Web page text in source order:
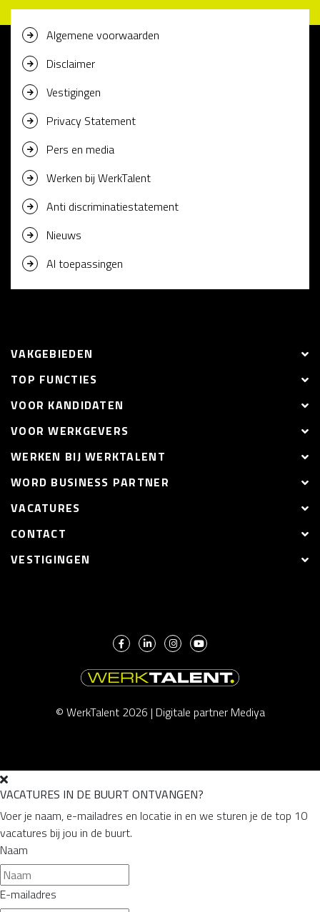
Algemene voorwaarden
Disclaimer
Vestigingen
Privacy Statement
Pers en media
Werken bij WerkTalent
Anti discriminatiestatement
Nieuws
AI toepassingen
VAKGEBIEDEN
TOP FUNCTIES
VOOR KANDIDATEN
VOOR WERKGEVERS
WERKEN BIJ WERKTALENT
WORD BUSINESS PARTNER
VACATURES
CONTACT
VESTIGINGEN
© WerkTalent 2026 | Digitale partner Mediya
VACATURES IN DE BUURT ONTVANGEN?
Voer je naam, e-mailadres en locatie in en we sturen je de top 10
vacatures bij jou in de buurt.
Naam
E-mailadres